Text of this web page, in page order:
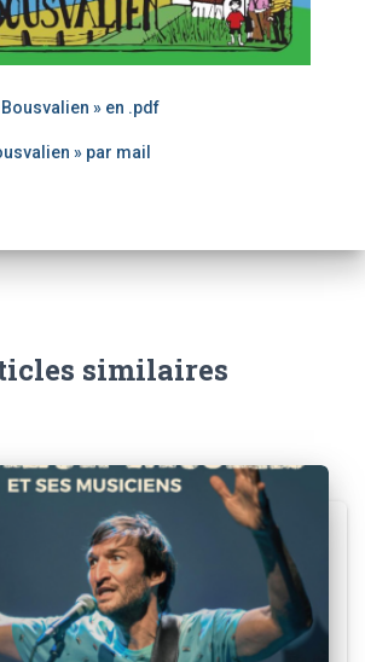
Bousvalien » en .pdf
» par mail
similaires